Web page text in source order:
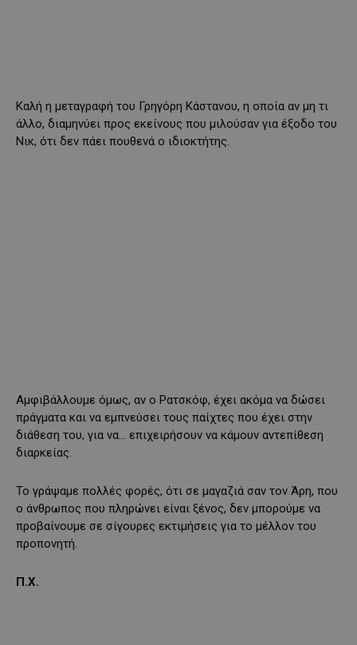
Καλή η μεταγραφή του Γρηγόρη Κάστανου, η οποία αν μη τι
άλλο, διαμηνύει προς εκείνους που μιλούσαν για έξοδο του
Νικ, ότι δεν πάει πουθενά ο ιδιοκτήτης.
Αμφιβάλλουμε όμως, αν ο Ρατσκόφ, έχει ακόμα να δώσει
πράγματα και να εμπνεύσει τους παίχτες που έχει στην
διάθεση του, για να… επιχειρήσουν να κάμουν αντεπίθεση
διαρκείας.
Το γράψαμε πολλές φορές, ότι σε μαγαζιά σαν τον Άρη, που
ο άνθρωπος που πληρώνει είναι ξένος, δεν μπορούμε να
προβαίνουμε σε σίγουρες εκτιμήσεις για το μέλλον του
προπονητή.
Π.Χ.